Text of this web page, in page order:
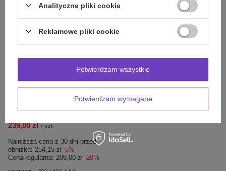
PROMOCJA PRZECENA
Run bra S5044 Shock Absorber
czarny
239,00 zł / szt.
Najniższa cena z 30 dni przed
obniżką: 254,15 zł -5%
Cena regularna: 299,00 zł -20%
Analityczne pliki cookie
Reklamowe pliki cookie
Potwierdzam wymagane
Potwierdzam wszystkie